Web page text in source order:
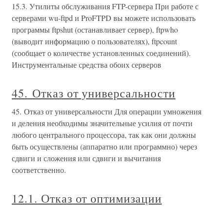
15.3. Утилиты обслуживания FTP-сервера При работе с
серверами wu-ftpd и ProFTPD вы можете использовать
программы ftpshut (останавливает сервер), ftpwho
(выводит информацию о пользователях), ftpcount
(сообщает о количестве установленных соединений).
Инструментальные средства обоих серверов
45. Отказ от универсальности
45. Отказ от универсальности Для операции умножения
и деления необходимы значительные усилия от почти
любого центрального процессора, так как они должны
быть осуществлены (аппаратно или программно) через
сдвиги и сложения или сдвиги и вычитания
соответственно.
12.1. Отказ от оптимизации